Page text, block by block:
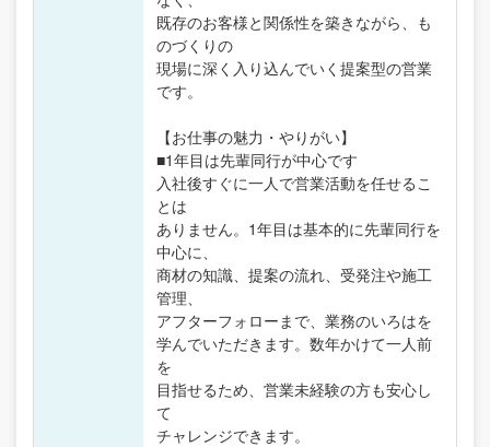
既存のお客様と関係性を築きながら、も
のづくりの
現場に深く入り込んでいく提案型の営業
です。
【お仕事の魅力・やりがい】
■1年目は先輩同行が中心です
入社後すぐに一人で営業活動を任せるこ
とは
ありません。1年目は基本的に先輩同行を
中心に、
商材の知識、提案の流れ、受発注や施工
管理、
アフターフォローまで、業務のいろはを
学んでいただきます。数年かけて一人前
を
目指せるため、営業未経験の方も安心し
て
チャレンジできます。